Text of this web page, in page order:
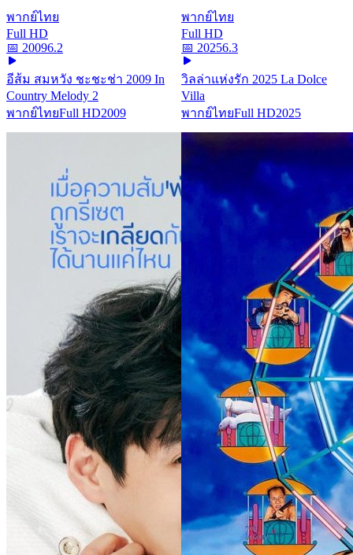
พากย์ไทย
Full HD
📅 20096.2
อีส้ม สมหวัง ชะชะช่า 2009 In
Country Melody 2
พากย์ไทยFull HD2009
พากย์ไทย
Full HD
📅 20256.3
วิลล่าแห่งรัก 2025 La Dolce
Villa
พากย์ไทยFull HD2025